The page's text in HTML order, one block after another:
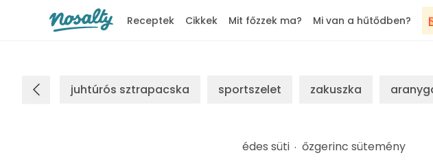
Receptek Cikkek Mit főzzek ma? Mi van a hűtődben?
juhtúrós sztrapacska sportszelet zakuszka
édes süti őzgerinc sütemény